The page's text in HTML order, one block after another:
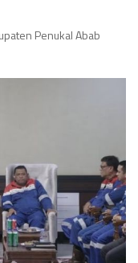
Penukal Abab